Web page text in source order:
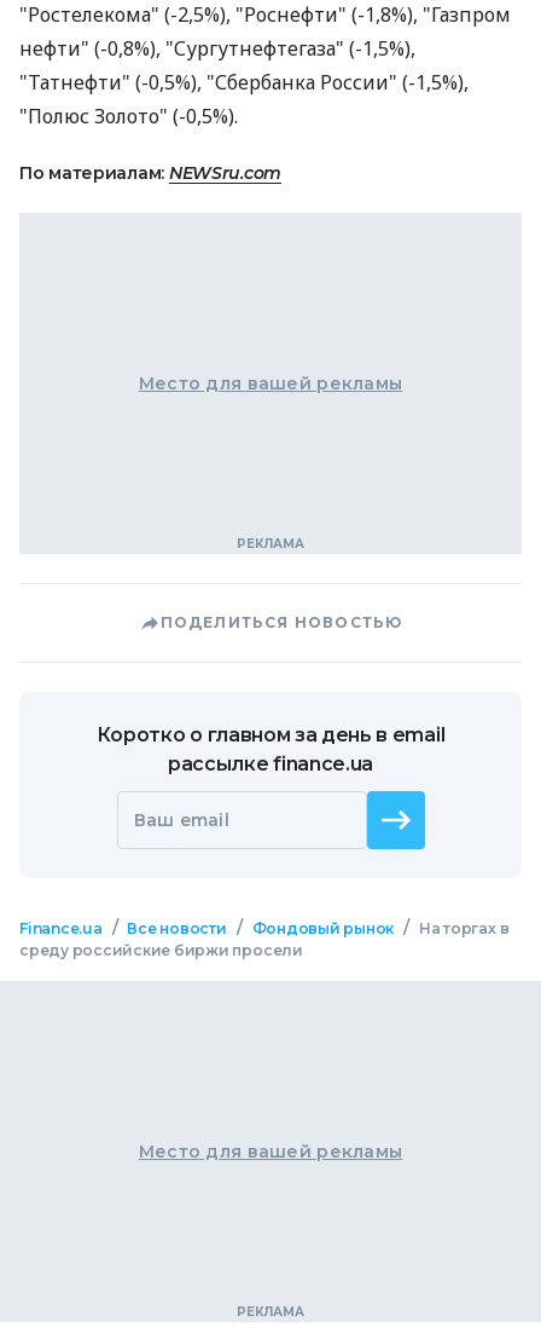
"Ростелекома" (-2,5%), "Роснефти" (-1,8%), "Газпром
нефти" (-0,8%), "Сургутнефтегаза" (-1,5%),
"Татнефти" (-0,5%), "Сбербанка России" (-1,5%),
"Полюс Золото" (-0,5%).
По материалам: NEWSru.com
Место для вашей рекламы
ПОДЕЛИТЬСЯ НОВОСТЬЮ
Коротко о главном за день в email
рассылке finance.ua
Ваш email
Finance.ua / Все новости / Фондовый рынок /
На торгах в
среду российские биржи просели
Место для вашей рекламы